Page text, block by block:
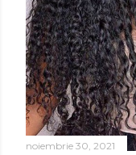
noiembrie 30, 2021